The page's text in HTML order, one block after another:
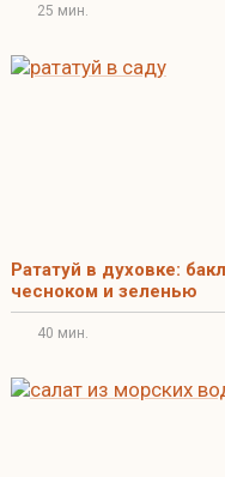
25 мин.
Рататуй в духовке:
чесноком и зеленью
40 мин.